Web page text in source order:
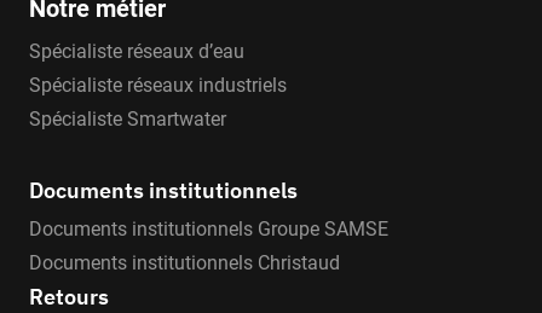
Notre métier
Spécialiste réseaux d’eau
Spécialiste réseaux industriels
Spécialiste Smartwater
Documents institutionnels
Documents institutionnels Groupe SAMSE
Documents institutionnels Christaud
Retours